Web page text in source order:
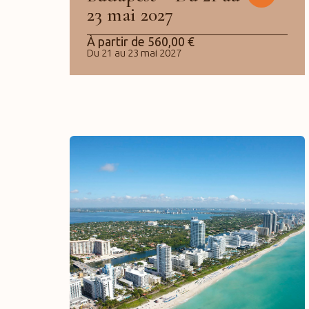
23 mai 2027
À partir de 560,00 €
Du 21 au 23 mai 2027